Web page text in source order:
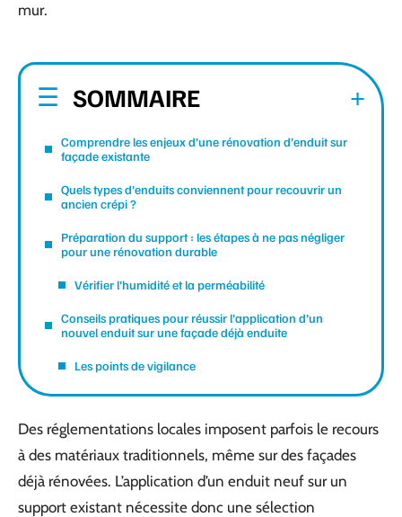
mur.
SOMMAIRE
Comprendre les enjeux d’une rénovation d’enduit sur
façade existante
Quels types d’enduits conviennent pour recouvrir un
ancien crépi ?
Préparation du support : les étapes à ne pas négliger
pour une rénovation durable
Vérifier l’humidité et la perméabilité
Conseils pratiques pour réussir l’application d’un
nouvel enduit sur une façade déjà enduite
Les points de vigilance
Des réglementations locales imposent parfois le recours
à des matériaux traditionnels, même sur des façades
déjà rénovées. L’application d’un enduit neuf sur un
support existant nécessite donc une sélection